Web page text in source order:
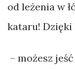
od leżenia w
kataru! Dzięki
– możesz